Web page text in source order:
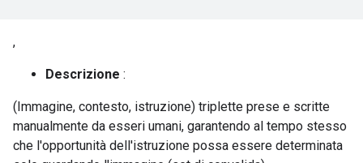
,
Descrizione :
(Immagine, contesto, istruzione) triplette prese e scritte
manualmente da esseri umani, garantendo al tempo stesso
che l'opportunità dell'istruzione possa essere determinata